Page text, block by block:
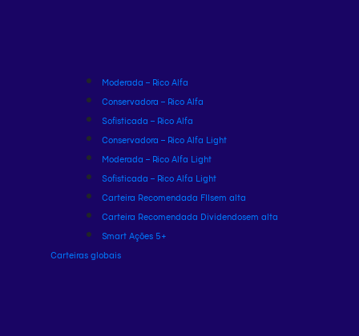
Moderada – Rico Alfa
Conservadora – Rico Alfa
Sofisticada – Rico Alfa
Conservadora – Rico Alfa Light
Moderada – Rico Alfa Light
Sofisticada – Rico Alfa Light
Carteira Recomendada FIIsem alta
Carteira Recomendada Dividendosem alta
Smart Ações 5+
Carteiras globais